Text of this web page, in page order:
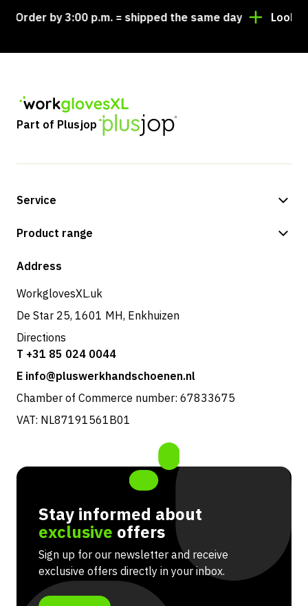
by 3:00 p.m. = shipped the same day Looking
Part of Plusjop
Service
Payment methods
Returns & service
Product range
Shop
Address
WorkglovesXL.uk
De Star 25, 1601 MH, Enkhuizen
Directions
T +31 85 024 0044
E info@pluswerkhandschoenen.nl
Chamber of Commerce number: 67833675
VAT: NL87191561B01
Stay informed about
exclusive offers
Sign up for our newsletter and receive
exclusive offers directly in your inbox.